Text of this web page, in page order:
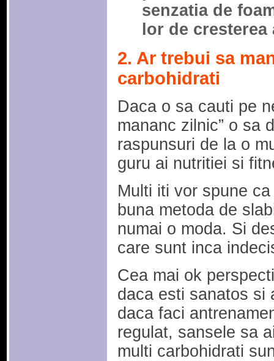
senzatia de
lor de
2. Ar trebui sa
carbohidrati
Daca o sa cauti pe
mananc zilnic” o sa
raspunsuri de la o
guru ai nutritiei si
Multi iti vor spune
buna metoda de
numai o moda. Si
care sunt inca
Cea mai ok
daca esti sanatos si
daca faci
regulat, sansele sa
multi carbohidrati